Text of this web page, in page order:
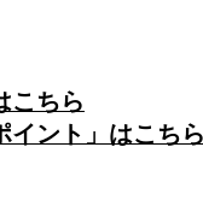
こちら
イント」はこち